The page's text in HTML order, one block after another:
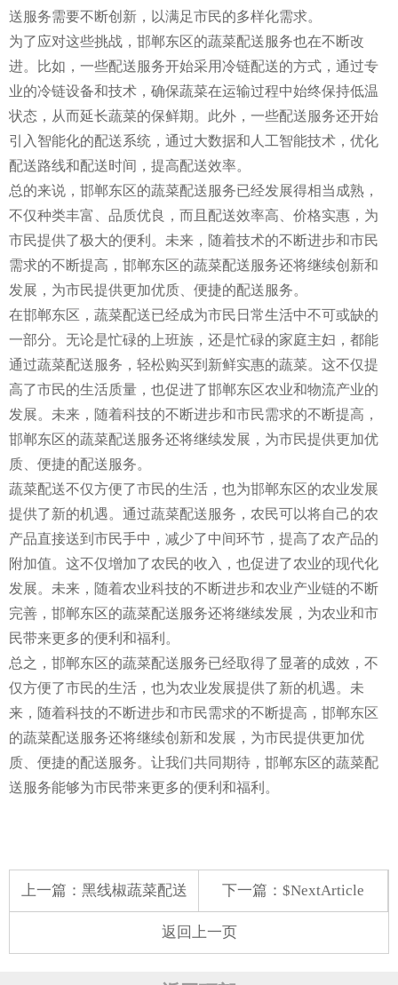
送服务需要不断创新，以满足市民的多样化需求。
为了应对这些挑战，邯郸东区的蔬菜配送服务也在不断改
进。比如，一些配送服务开始采用冷链配送的方式，通过专
业的冷链设备和技术，确保蔬菜在运输过程中始终保持低温
状态，从而延长蔬菜的保鲜期。此外，一些配送服务还开始
引入智能化的配送系统，通过大数据和人工智能技术，优化
配送路线和配送时间，提高配送效率。
总的来说，邯郸东区的蔬菜配送服务已经发展得相当成熟，
不仅种类丰富、品质优良，而且配送效率高、价格实惠，为
市民提供了极大的便利。未来，随着技术的不断进步和市民
需求的不断提高，邯郸东区的蔬菜配送服务还将继续创新和
发展，为市民提供更加优质、便捷的配送服务。
在邯郸东区，蔬菜配送已经成为市民日常生活中不可或缺的
一部分。无论是忙碌的上班族，还是忙碌的家庭主妇，都能
通过蔬菜配送服务，轻松购买到新鲜实惠的蔬菜。这不仅提
高了市民的生活质量，也促进了邯郸东区农业和物流产业的
发展。未来，随着科技的不断进步和市民需求的不断提高，
邯郸东区的蔬菜配送服务还将继续发展，为市民提供更加优
质、便捷的配送服务。
蔬菜配送不仅方便了市民的生活，也为邯郸东区的农业发展
提供了新的机遇。通过蔬菜配送服务，农民可以将自己的农
产品直接送到市民手中，减少了中间环节，提高了农产品的
附加值。这不仅增加了农民的收入，也促进了农业的现代化
发展。未来，随着农业科技的不断进步和农业产业链的不断
完善，邯郸东区的蔬菜配送服务还将继续发展，为农业和市
民带来更多的便利和福利。
总之，邯郸东区的蔬菜配送服务已经取得了显著的成效，不
仅方便了市民的生活，也为农业发展提供了新的机遇。未
来，随着科技的不断进步和市民需求的不断提高，邯郸东区
的蔬菜配送服务还将继续创新和发展，为市民提供更加优
质、便捷的配送服务。让我们共同期待，邯郸东区的蔬菜配
送服务能够为市民带来更多的便利和福利。
上一篇： 黑线椒蔬菜配送 下一篇：$NextArticle
返回上一页